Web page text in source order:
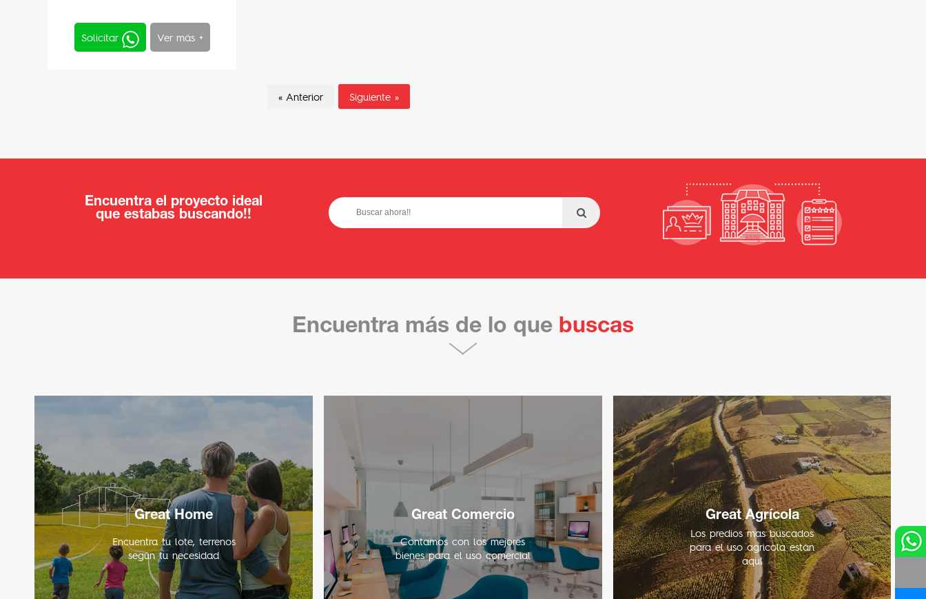
Solicitar Ver más +
« Anterior Siguiente »
Encuentra el proyecto ideal
que estabas buscando!!
Encuentra más de lo que buscas
Great Home
Encuentra tu lote, terrenos
según tu necesidad
Great Comercio
Contamos con los mejores
bienes para el uso comercial
Great Agrícola
Los predios mas buscados
para el uso agricola están
aquí